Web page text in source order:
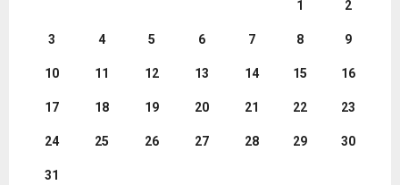
1 2
3 4 5 6 7 8 9
10 11 12 13 14 15 16
17 18 19 20 21 22 23
24 25 26 27 28 29 30
31